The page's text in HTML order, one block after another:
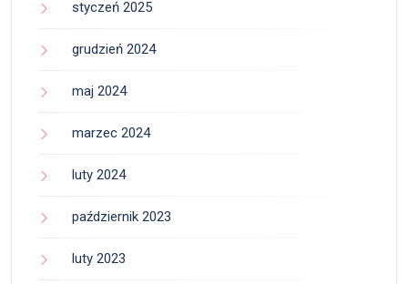
styczeń 2025
grudzień 2024
maj 2024
marzec 2024
luty 2024
październik 2023
luty 2023